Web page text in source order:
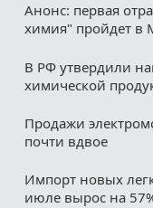
Анонс: первая
химия" пройдет в
В РФ утвердили
химической
Продажи
почти вдвое
Импорт новых
июле вырос на